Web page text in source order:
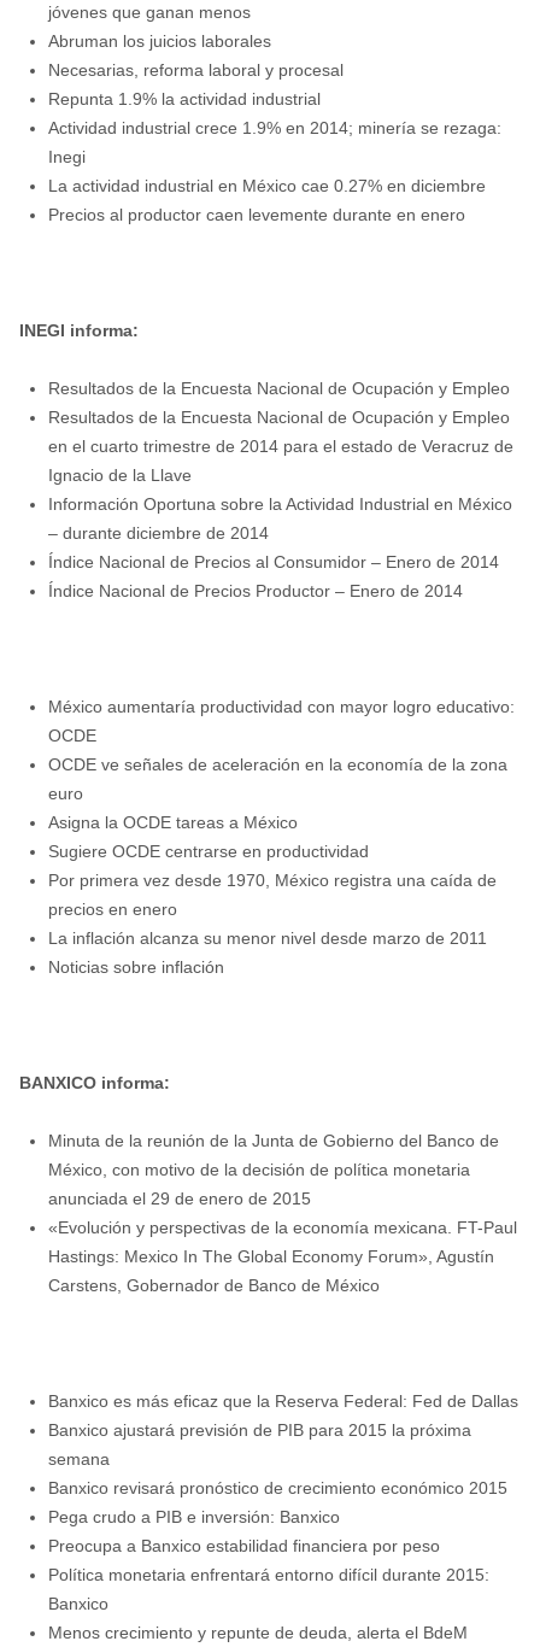
jóvenes que ganan menos
Abruman los juicios laborales
Necesarias, reforma laboral y procesal
Repunta 1.9% la actividad industrial
Actividad industrial crece 1.9% en 2014; minería se rezaga:
Inegi
La actividad industrial en México cae 0.27% en diciembre
Precios al productor caen levemente durante en enero
INEGI informa:
Resultados de la Encuesta Nacional de Ocupación y Empleo
Resultados de la Encuesta Nacional de Ocupación y Empleo
en el cuarto trimestre de 2014 para el estado de Veracruz de
Ignacio de la Llave
Información Oportuna sobre la Actividad Industrial en México
– durante diciembre de 2014
Índice Nacional de Precios al Consumidor – Enero de 2014
Índice Nacional de Precios Productor – Enero de 2014
México aumentaría productividad con mayor logro educativo:
OCDE
OCDE ve señales de aceleración en la economía de la zona
euro
Asigna la OCDE tareas a México
Sugiere OCDE centrarse en productividad
Por primera vez desde 1970, México registra una caída de
precios en enero
La inflación alcanza su menor nivel desde marzo de 2011
Noticias sobre inflación
BANXICO informa:
Minuta de la reunión de la Junta de Gobierno del Banco de
México, con motivo de la decisión de política monetaria
anunciada el 29 de enero de 2015
«Evolución y perspectivas de la economía mexicana. FT-Paul
Hastings: Mexico In The Global Economy Forum», Agustín
Carstens, Gobernador de Banco de México
Banxico es más eficaz que la Reserva Federal: Fed de Dallas
Banxico ajustará previsión de PIB para 2015 la próxima
semana
Banxico revisará pronóstico de crecimiento económico 2015
Pega crudo a PIB e inversión: Banxico
Preocupa a Banxico estabilidad financiera por peso
Política monetaria enfrentará entorno difícil durante 2015:
Banxico
Menos crecimiento y repunte de deuda, alerta el BdeM